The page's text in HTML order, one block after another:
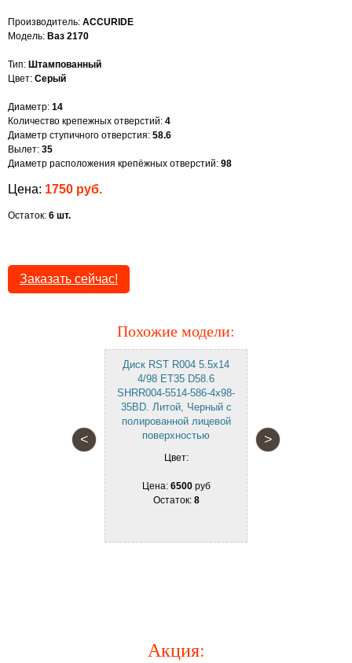
Производитель: ACCURIDE
Модель: Ваз 2170
Тип: Штампованный
Цвет: Серый
Диаметр: 14
Количество крепежных отверстий: 4
Диаметр ступичного отверстия: 58.6
Вылет: 35
Диаметр расположения крепёжных отверстий: 98
Цена: 1750 руб.
Остаток: 6 шт.
Заказать сейчас!
Похожие модели:
Диск RST R004 5.5x14
4/98 ET35 D58.6
SHRR004-5514-586-4x98-
35BD. Литой, Черный с
полированной лицевой
поверхностью
Цвет:
Цена: 6500руб
Остаток: 8
< >
Акция: